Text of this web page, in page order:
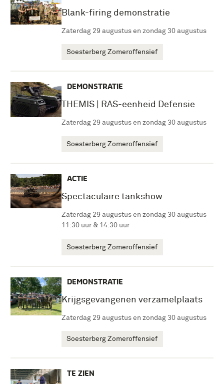
Blank-firing demonstratie
Zaterdag 29 augustus en zondag 30 augustus
Soesterberg Zomeroffensief
DEMONSTRATIE
THEMIS | RAS-eenheid Defensie
Zaterdag 29 augustus en zondag 30 augustus
Soesterberg Zomeroffensief
ACTIE
Spectaculaire tankshow
Zaterdag 29 augustus en zondag 30 augustus
11:30 uur & 14:30 uur
Soesterberg Zomeroffensief
DEMONSTRATIE
Krijgsgevangenen verzamelplaats
Zaterdag 29 augustus en zondag 30 augustus
Soesterberg Zomeroffensief
TE ZIEN